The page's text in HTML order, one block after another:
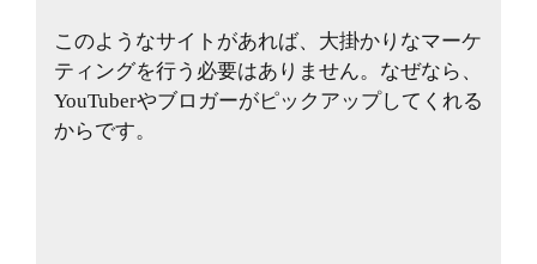
このようなサイトがあれば、大掛かりなマーケ
ティングを行う必要はありません。なぜなら、
YouTuberやブロガーがピックアップしてくれる
からです。